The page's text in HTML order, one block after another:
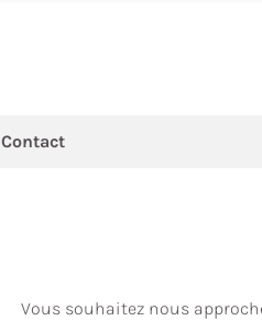
Contact
Vous souhaitez nous